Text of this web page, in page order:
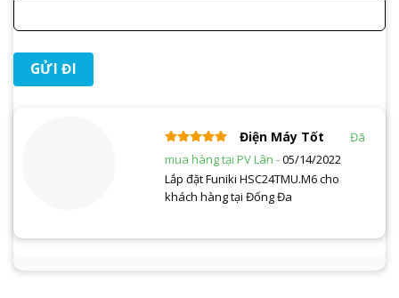
hạng 55 sao
Điện Máy Tốt
05/14/2022
Lắp đặt Funiki HSC24TMU.M6 cho
khách hàng tại Đống Đa